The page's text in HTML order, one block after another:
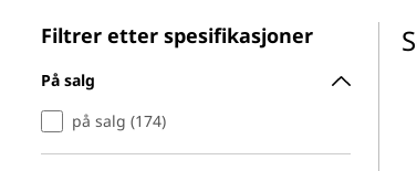
Filtrer etter spesifikasjoner
På salg
på salg (174)